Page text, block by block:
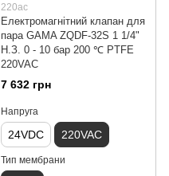
220ac
Електромагнітний клапан для
пара GAMA ZQDF-32S 1 1/4"
Н.З. 0 - 10 бар 200 ℃ PTFE
220VAC
7 632 грн
Напруга
24VDC 220VAC
Тип мембрани